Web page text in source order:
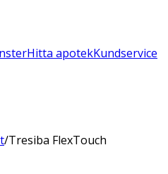
Hitta apotekKundservice
/Tresiba FlexTouch